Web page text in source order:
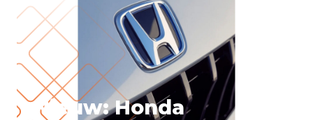
Nieuw: Honda